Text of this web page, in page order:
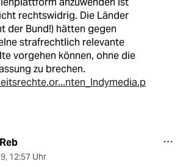
rechtswidrig. Die Länder
der Bund!) hätten gegen
strafrechtlich relevante
vorgehen können, ohne die
zu brechen.
, 12:57 Uhr